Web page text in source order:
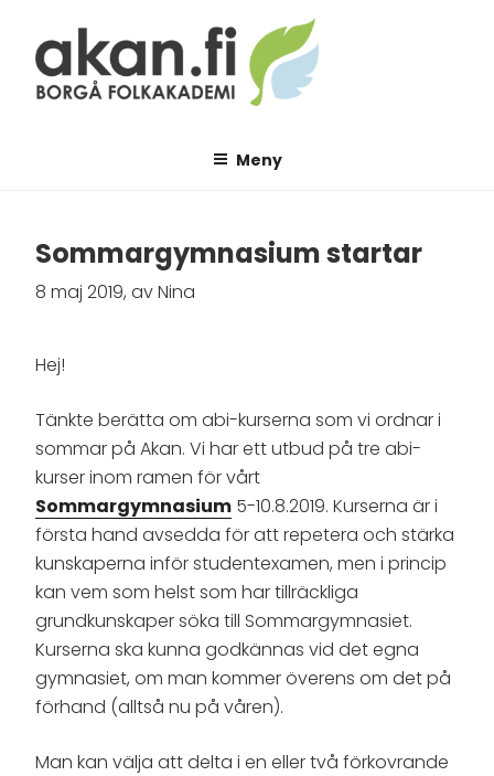
innehåll
Meny
Sommargymnasium startar
8 maj 2019, av Nina
Hej!
Tänkte berätta om abi-kurserna som vi ordnar i
sommar på Akan. Vi har ett utbud på tre abi-
kurser inom ramen för vårt
Sommargymnasium 5-10.8.2019. Kurserna är i
första hand avsedda för att repetera och stärka
kunskaperna inför studentexamen, men i princip
kan vem som helst som har tillräckliga
grundkunskaper söka till Sommargymnasiet.
Kurserna ska kunna godkännas vid det egna
gymnasiet, om man kommer överens om det på
förhand (alltså nu på våren).
Man kan välja att delta i en eller två förkovrande